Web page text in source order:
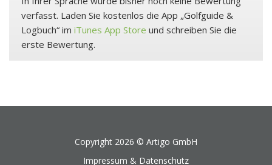
verfasst. Laden Sie kostenlos die App „Golfguide &
Logbuch“ im iTunes App Store und schreiben Sie die
erste Bewertung.
Copyright 2026 © Artigo GmbH
Impressum & Datenschutz